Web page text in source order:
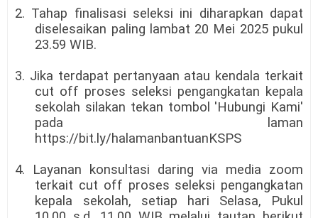
2. Tahap finalisasi seleksi ini diharapkan dapat
diselesaikan paling lambat 20 Mei 2025 pukul
23.59 WIB.
3. Jika terdapat pertanyaan atau kendala terkait
cut off proses seleksi pengangkatan kepala
sekolah silakan tekan tombol 'Hubungi Kami'
pada laman
https://bit.ly/halamanbantuanKSPS
4. Layanan konsultasi daring via media zoom
terkait cut off proses seleksi pengangkatan
kepala sekolah, setiap hari Selasa, Pukul